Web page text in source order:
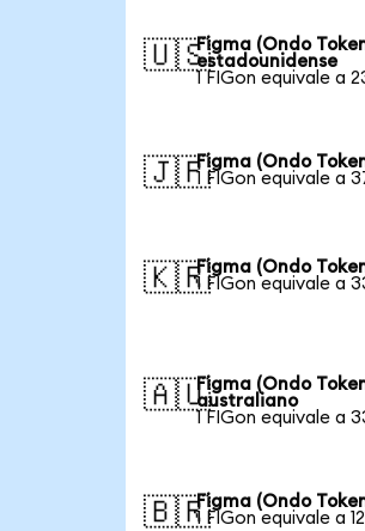
🇺🇸Figma (Ondo
estadounidense
1 FIGon equivale a
🇯🇵Figma (Ondo
1 FIGon equivale a
🇰🇷Figma (Ondo
1 FIGon equivale a
🇦🇺Figma (Ondo
australiano
1 FIGon equivale a
🇧🇷Figma (Ondo
1 FIGon equivale a